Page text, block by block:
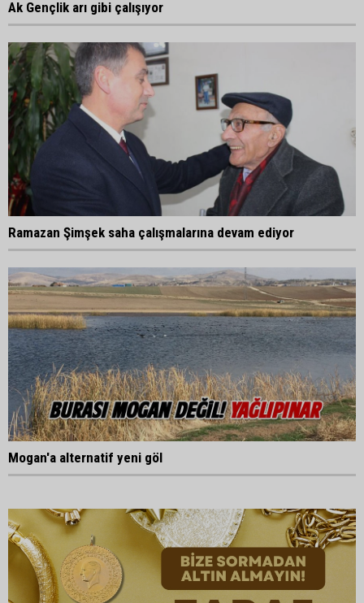
Ak Gençlik arı gibi çalışıyor
Ramazan Şimşek saha çalışmalarına devam ediyor
Mogan'a alternatif yeni göl